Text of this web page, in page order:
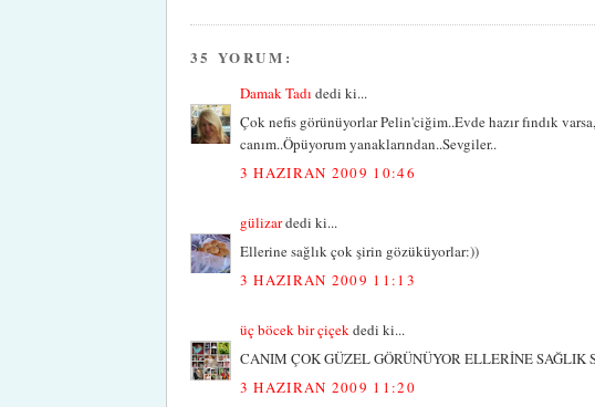
35 YORUM:
Damak Tadı dedi ki...
Çok nefis görünüyorlar Pelin'ciğim..Evde hazır fındık
canım..Öpüyorum yanaklarından..Sevgiler..
3 HAZIRAN 2009 10:46
gülizardedi ki...
Ellerine sağlık çok şirin gözüküyorlar:))
3 HAZIRAN 2009 11:13
üç böcek bir çiçek dedi ki...
CANIM ÇOK GÜZEL GÖRÜNÜYOR ELLERİNE SAĞLIK
3 HAZIRAN 2009 11:20